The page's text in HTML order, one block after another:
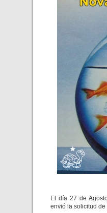
El día 27 de
envió la solicitud de